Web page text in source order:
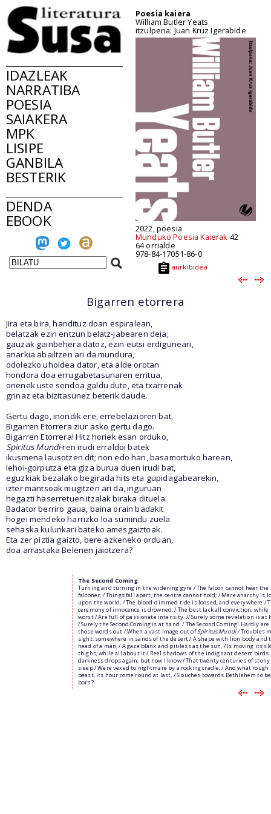
IDAZLEAK
NARRATIBA
POESIA
SAIAKERA
MPK
LISIPE
GANBILA
BESTERIK
DENDA
EBOOK
Poesia kaiera
William Butler Yeats
itzulpena: Juan Kruz Igerabide
2022, poesia
Munduko Poesia Kaierak 42
64 orrialde
978-84-17051-86-0
aurkibidea
Bigarren etorrera
Jira eta bira, handituz doan espiralean,
belatzak ezin entzun belatz-jabearen deia;
gauzak gainbehera datoz, ezin eutsi erdiguneari,
anarkia abailtzen ari da mundura,
odolezko uholdea dator, eta alde orotan
hondora doa errugabetasunaren erritua,
onenek uste sendoa galdu dute, eta txarrenak
grinaz eta bizitasunez beterik daude.
Gertu dago, inondik ere, errebelazioren bat,
Bigarren Etorrera ziur asko gertu dago.
Bigarren Etorrera! Hitz horiek esan orduko,
Spiritus Mundi-ren irudi erraldoi batek
ikusmena lausotzen dit; non edo han, basamortuko harean,
lehoi-gorputza eta giza burua duen irudi bat,
eguzkiak bezalako begirada hits eta gupidagabearekin,
izter mantsoak mugitzen ari da, inguruan
hegazti haserretuen itzalak biraka dituela.
Badator berriro gaua, baina orain badakit
hogei mendeko harrizko loa sumindu zuela
sehaska kulunkari bateko amesgaiztoak.
Eta zer piztia gaizto, bere azkeneko orduan,
doa arrastaka Belenen jaiotzera?
The Second Coming
Turning and turning in the widening gyre / The falcon cannot hear the
falconer; / Things fall apart; the centre cannot hold; / Mere anarchy is
upon the world, / The blood-dimmed tide is loosed, and everywhere /
ceremony of innocence is drowned; / The best lack all conviction, while
worst / Are full of passionate intensity. // Surely some revelation is at
/ Surely the Second Coming is at hand. / The Second Coming! Hardly are
those words out / When a vast image out ofSpiritus Mundi /Troubles
sight: somewhere in sands of the desert / A shape with lion body and
head of a man, / A gaze blank and pitiless as the sun, / Is moving its
thighs, while all about it / Reel shadows of the indignant desert birds.
darkness drops again; but now I know / That twenty centuries of stony
sleep / Were vexed to nightmare by a rocking cradle, / And what rough
beast, its hour come round at last, / Slouches towards Bethlehem to be
born?